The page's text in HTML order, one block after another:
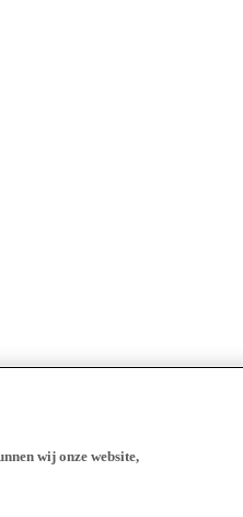
wij onze website,